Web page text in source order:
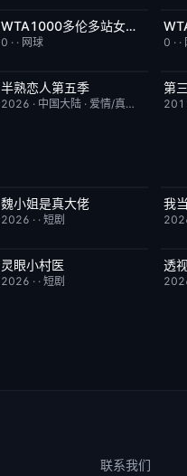
今日更新 5.0
WTA1000多伦多站女单第二轮：科斯秋克VS谢博芙
0 · · 网球
今
0 · ·
本周更新
半熟恋人第五季
2026 · 中国大陆 · 爱情/真人秀
昨
第
完结
魏小姐是真大佬
2026 · ·短剧
已
我
完结
灵眼小村医
2026 · ·短剧
完
联系我们